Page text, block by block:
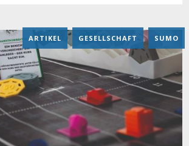
ARTIKEL , GESELLSCHAFT , SUMO